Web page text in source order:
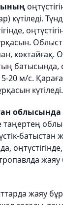
күтіледі.
көктайғақ.
батысында,
20 м/с.
күтіледі.
облысында
таңертең
батыстан
жаяу